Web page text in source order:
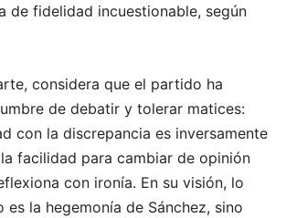
de fidelidad incuestionable, según
considera que el partido ha
de debatir y tolerar matices:
con la discrepancia es inversamente
facilidad para cambiar de opinión
con ironía. En su visión, lo
es la hegemonía de Sánchez, sino